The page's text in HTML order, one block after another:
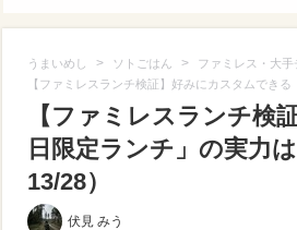
うまいめし > ソトごはん > ファミレス・大手
【ファミレスランチ検証】好みにカスタムでき
【ファミレスランチ検
日限定ランチ」の実力
13/28）
伏見 みう